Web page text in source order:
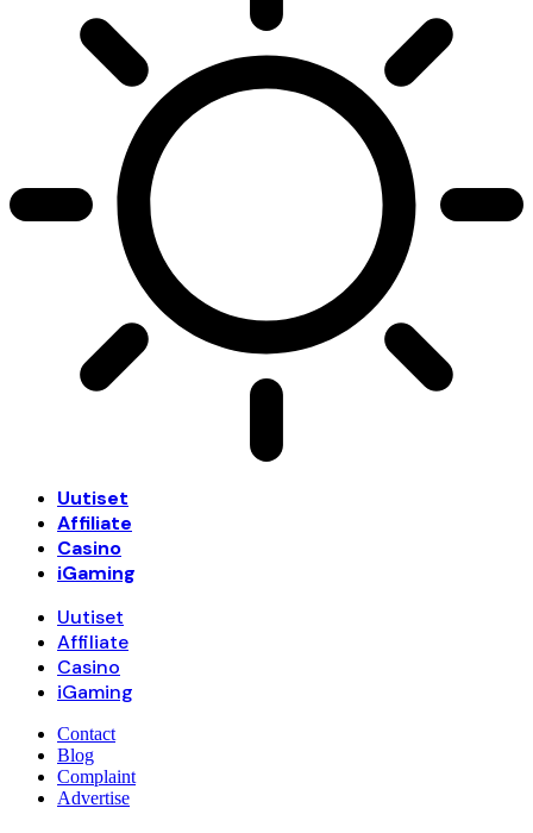
Uutiset
Affiliate
Casino
iGaming
Uutiset
Affiliate
Casino
iGaming
Contact
Blog
Complaint
Advertise